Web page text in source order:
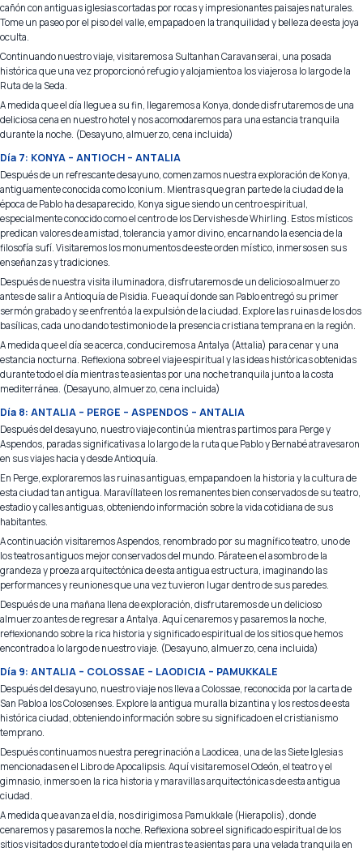
cañón con antiguas iglesias cortadas por rocas y impresionantes paisajes naturales.
Tome un paseo por el piso del valle, empapado en la tranquilidad y belleza de esta joya
oculta.
Continuando nuestro viaje, visitaremos a Sultanhan Caravanserai, una posada
histórica que una vez proporcionó refugio y alojamiento a los viajeros a lo largo de la
Ruta de la Seda.
A medida que el día llegue a su fin, llegaremos a Konya, donde disfrutaremos de una
deliciosa cena en nuestro hotel y nos acomodaremos para una estancia tranquila
durante la noche. (Desayuno, almuerzo, cena incluida)
Día 7: KONYA – ANTIOCH – ANTALIA
Después de un refrescante desayuno, comenzamos nuestra exploración de Konya,
antiguamente conocida como Iconium. Mientras que gran parte de la ciudad de la
época de Pablo ha desaparecido, Konya sigue siendo un centro espiritual,
especialmente conocido como el centro de los Dervishes de Whirling. Estos místicos
predican valores de amistad, tolerancia y amor divino, encarnando la esencia de la
filosofía sufí. Visitaremos los monumentos de este orden místico, inmersos en sus
enseñanzas y tradiciones.
Después de nuestra visita iluminadora, disfrutaremos de un delicioso almuerzo
antes de salir a Antioquía de Pisidia. Fue aquí donde san Pablo entregó su primer
sermón grabado y se enfrentó a la expulsión de la ciudad. Explore las ruinas de los dos
basílicas, cada uno dando testimonio de la presencia cristiana temprana en la región.
A medida que el día se acerca, conduciremos a Antalya (Attalia) para cenar y una
estancia nocturna. Reflexiona sobre el viaje espiritual y las ideas históricas obtenidas
durante todo el día mientras te asientas por una noche tranquila junto a la costa
mediterránea. (Desayuno, almuerzo, cena incluida)
Día 8: ANTALIA – PERGE – ASPENDOS – ANTALIA
Después del desayuno, nuestro viaje continúa mientras partimos para Perge y
Aspendos, paradas significativas a lo largo de la ruta que Pablo y Bernabé atravesaron
en sus viajes hacia y desde Antioquía.
En Perge, exploraremos las ruinas antiguas, empapando en la historia y la cultura de
esta ciudad tan antigua. Maravíllate en los remanentes bien conservados de su teatro,
estadio y calles antiguas, obteniendo información sobre la vida cotidiana de sus
habitantes.
A continuación visitaremos Aspendos, renombrado por su magnífico teatro, uno de
los teatros antiguos mejor conservados del mundo. Párate en el asombro de la
grandeza y proeza arquitectónica de esta antigua estructura, imaginando las
performances y reuniones que una vez tuvieron lugar dentro de sus paredes.
Después de una mañana llena de exploración, disfrutaremos de un delicioso
almuerzo antes de regresar a Antalya. Aquí cenaremos y pasaremos la noche,
reflexionando sobre la rica historia y significado espiritual de los sitios que hemos
encontrado a lo largo de nuestro viaje. (Desayuno, almuerzo, cena incluida)
Día 9: ANTALIA – COLOSSAE – LAODICIA – PAMUKKALE
Después del desayuno, nuestro viaje nos lleva a Colossae, reconocida por la carta de
San Pablo a los Colosenses. Explore la antigua muralla bizantina y los restos de esta
histórica ciudad, obteniendo información sobre su significado en el cristianismo
temprano.
Después continuamos nuestra peregrinación a Laodicea, una de las Siete Iglesias
mencionadas en el Libro de Apocalipsis. Aquí visitaremos el Odeón, el teatro y el
gimnasio, inmerso en la rica historia y maravillas arquitectónicas de esta antigua
ciudad.
A medida que avanza el día, nos dirigimos a Pamukkale (Hierapolis), donde
cenaremos y pasaremos la noche. Reflexiona sobre el significado espiritual de los
sitios visitados durante todo el día mientras te asientas para una velada tranquila en